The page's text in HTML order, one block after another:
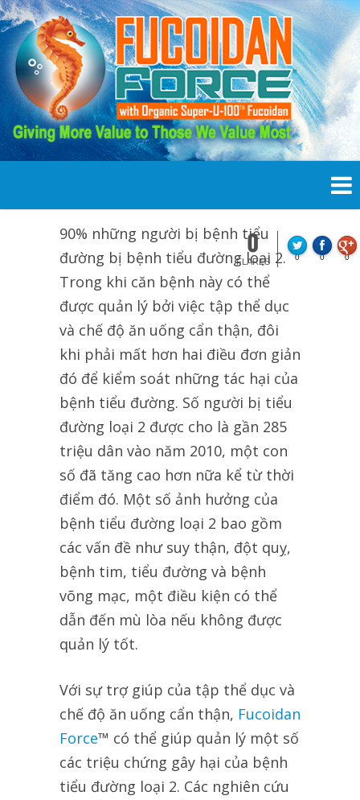
0
FLARES 0 0 0
90% những người bị bệnh tiểu
đường bị bệnh tiểu đường loại 2.
Trong khi căn bệnh này có thể
được quản lý bởi việc tập thể dục
và chế độ ăn uống cẩn thận, đôi
khi phải mất hơn hai điều đơn giản
đó để kiểm soát những tác hại của
bệnh tiểu đường. Số người bị tiểu
đường loại 2 được cho là gần 285
triệu dân vào năm 2010, một con
số đã tăng cao hơn nữa kể từ thời
điểm đó. Một số ảnh hưởng của
bệnh tiểu đường loại 2 bao gồm
các vấn đề như suy thận, đột quỵ,
bệnh tim, tiểu đường và bệnh
võng mạc, một điều kiện có thể
dẫn đến mù lòa nếu không được
quản lý tốt.
Với sự trợ giúp của tập thể dục và
chế độ ăn uống cẩn thận, Fucoidan
Force™ có thể giúp quản lý một số
các triệu chứng gây hại của bệnh
tiểu đường loại 2. Các nghiên cứu